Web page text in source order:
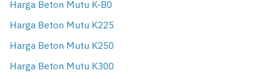
Harga Beton Mutu K-B0
Harga Beton Mutu K225
Harga Beton Mutu K250
Harga Beton Mutu K300